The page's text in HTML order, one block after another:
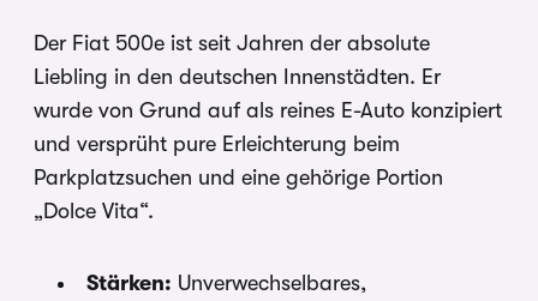
Der Fiat 500e ist seit Jahren der absolute
Liebling in den deutschen Innenstädten. Er
wurde von Grund auf als reines E-Auto konzipiert
und versprüht pure Erleichterung beim
Parkplatzsuchen und eine gehörige Portion
„Dolce Vita“.
Stärken: Unverwechselbares,